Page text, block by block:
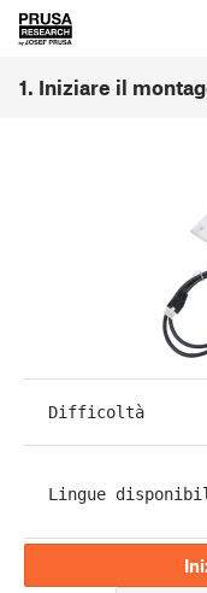
1. Iniziare il
Difficoltà
Lingue